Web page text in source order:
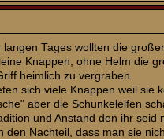
Tages wollten die
Knappen, ohne Helm die
heimlich zu vergraben.
sich viele Knappen weil sie
aber die Schunkelelfen
und Anstand den ihr
den Nachteil, dass man sie